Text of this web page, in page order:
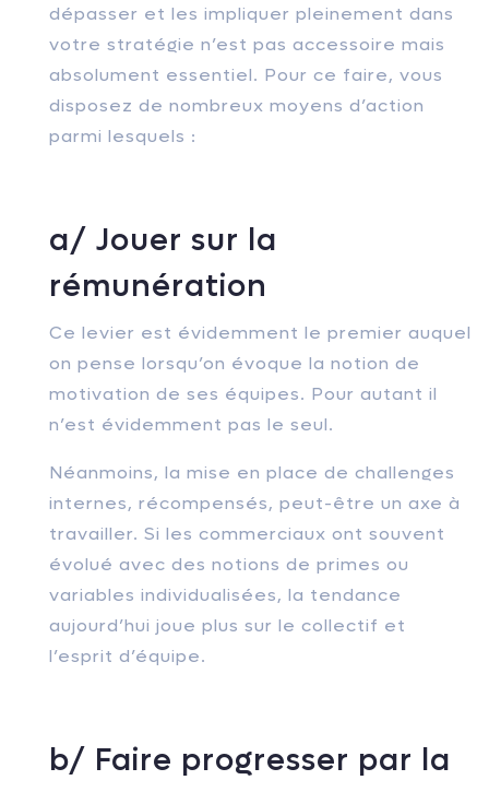
dépasser et les impliquer pleinement dans
votre stratégie n’est pas accessoire mais
absolument essentiel. Pour ce faire, vous
disposez de nombreux moyens d’action
parmi lesquels :
a/ Jouer sur la
rémunération
Ce levier est évidemment le premier auquel
on pense lorsqu’on évoque la notion de
motivation de ses équipes. Pour autant il
n’est évidemment pas le seul.
Néanmoins, la mise en place de challenges
internes, récompensés, peut-être un axe à
travailler. Si les commerciaux ont souvent
évolué avec des notions de primes ou
variables individualisées, la tendance
aujourd’hui joue plus sur le collectif et
l’esprit d’équipe.
b/ Faire progresser par la